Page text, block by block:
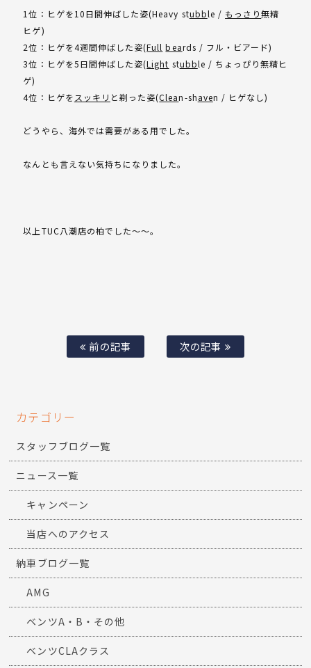
1位：ヒゲを10日間伸ばした姿(Heavy stubble / もっさり無精
ヒゲ)
2位：ヒゲを4週間伸ばした姿(Full beards / フル・ビアード)
3位：ヒゲを5日間伸ばした姿(Light stubble / ちょっぴり無精ヒ
ゲ)
4位：ヒゲを スッキリ と剃った姿(Clean-shaven / ヒゲなし)
どうやら、海外では需要がある用でした。
なんとも言えない気持ちになりました。
以上TUC八潮店の柏でした～～。
前の記事 次の記事
カテゴリー
スタッフブログ一覧
ニュース一覧
キャンペーン
当店へのアクセス
納車ブログ一覧
AMG
ベンツA・B・その他
ベンツCLAクラス